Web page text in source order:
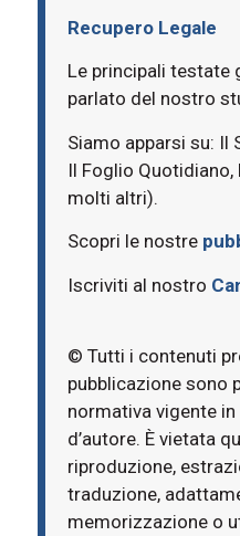
Recupero Legale
Le principali testate
parlato del nostro
Siamo apparsi su: Il
Il Foglio
molti altri).
Scopri le nostre
Iscriviti al nostro
© Tutti i contenuti
pubblicazione sono
normativa vigente
d’autore. È vietata
riproduzione,
traduzione,
memorizzazione o